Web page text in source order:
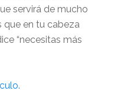
servirá de mucho
que en tu cabeza
“necesitas más